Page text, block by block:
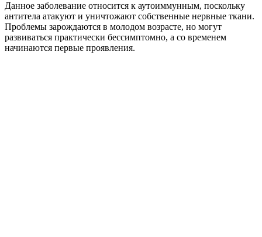
Данное заболевание относится к аутоиммунным, поскольку
антитела атакуют и уничтожают собственные нервные ткани.
Проблемы зарождаются в молодом возрасте, но могут
развиваться практически бессимптомно, а со временем
начинаются первые проявления.